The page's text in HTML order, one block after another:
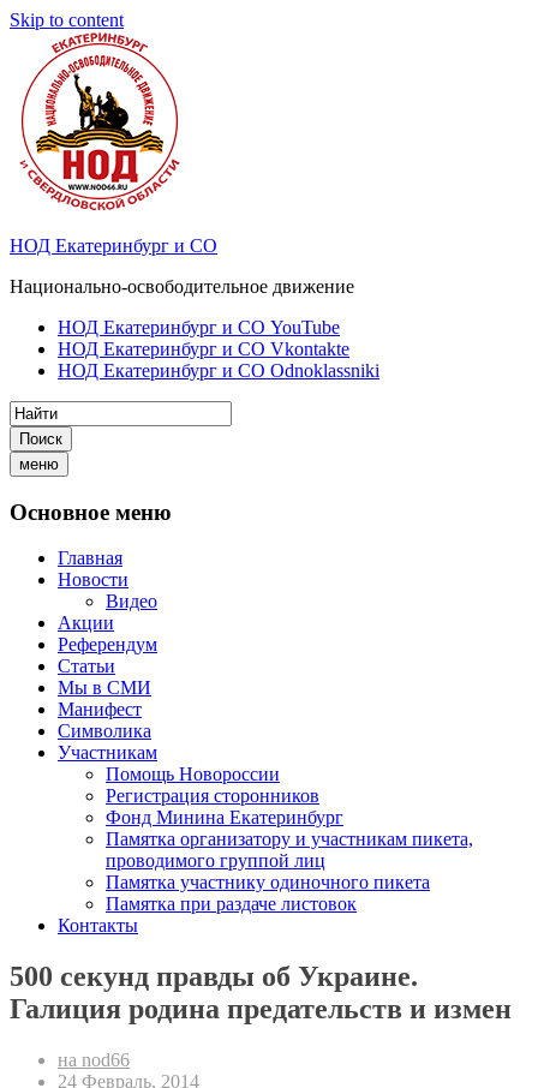
Skip to content
НОД Екатеринбург и СО
Национально-освободительное движение
НОД Екатеринбург и СО YouTube
НОД Екатеринбург и СО Vkontakte
НОД Екатеринбург и СО Odnoklassniki
Поиск
меню
Основное меню
Главная
Новости
Видео
Акции
Референдум
Статьи
Мы в СМИ
Манифест
Символика
Участникам
Помощь Новороссии
Регистрация сторонников
Фонд Минина Екатеринбург
Памятка организатору и участникам пикета,
проводимого группой лиц
Памятка участнику одиночного пикета
Памятка при раздаче листовок
Контакты
500 секунд правды об Украине.
Галиция родина предательств и измен
на nod66
24 Февраль, 2014